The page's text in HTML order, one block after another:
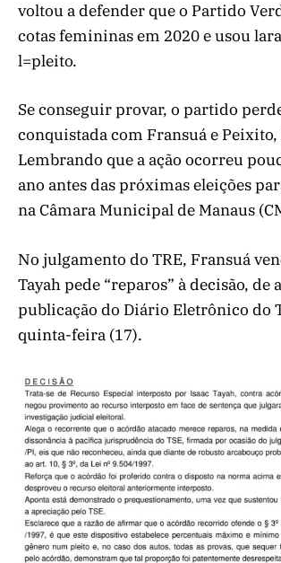
voltou a defender que o Partido
cotas femininas em 2020 e usou
l=pleito.
Se conseguir provar, o partido
conquistada com Fransuá e Peixito,
Lembrando que a ação ocorreu
ano antes das próximas eleições
na Câmara Municipal de Manaus
No julgamento do TRE, Fransuá
Tayah pede “reparos” à decisão, de
publicação do Diário Eletrônico do
quinta-feira (17).